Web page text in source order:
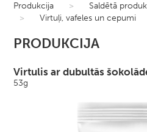
Produkcija >
Saldētā
>
Virtuļi, vafeles un cepumi
PRODUKCIJA
Virtulis ar dubultās
53g